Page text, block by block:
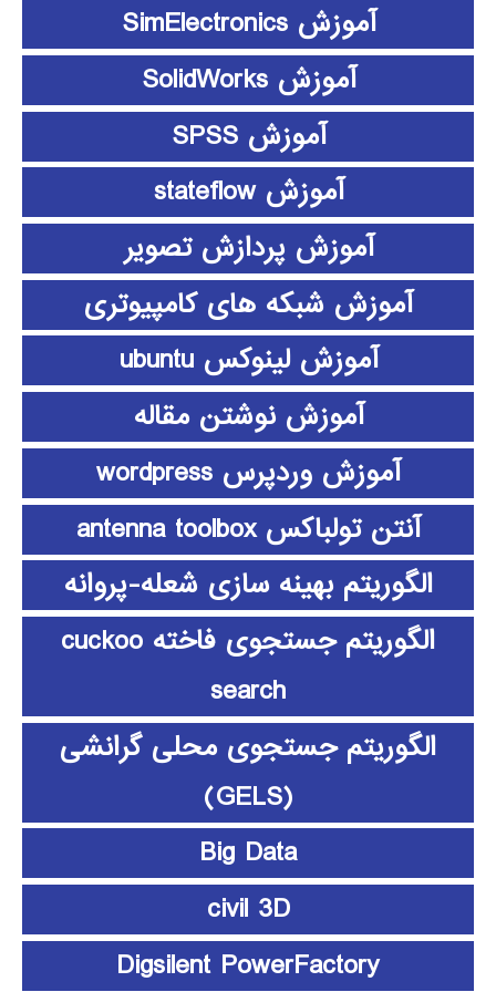
آموزش SimElectronics
آموزش SolidWorks
آموزش SPSS
آموزش stateflow
آموزش پردازش تصویر
آموزش شبکه های کامپیوتری
آموزش لینوکس ubuntu
آموزش نوشتن مقاله
آموزش وردپرس wordpress
آنتن تولباکس antenna toolbox
الگوریتم بهینه سازی شعله-پروانه
الگوریتم جستجوی فاخته cuckoo
search
الگوریتم جستجوی محلی گرانشی
(GELS)
Big Data
civil 3D
Digsilent PowerFactory